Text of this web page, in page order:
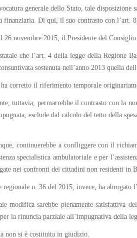
generale dello Stato, tale
finanziaria. Di qui, il suo contrasto con l’art.
26 novembre 2015, il Presidente del
che l’art. 4 della legge della Regione
sostenuta nell’anno 2013 quella
corretto il riferimento temporale
tuttavia, permarrebbe il contrasto con la
esclude dal calcolo del tetto della
continuerebbe a confliggere con il
specialistica ambulatoriale e per
nei confronti dei cittadini non residenti in
regionale n. 36 del 2015, invece, ha abrogato
modifica sarebbe pienamente satisfattiva
la rinuncia parziale all’impugnativa della
non si è costituita in giudizio.